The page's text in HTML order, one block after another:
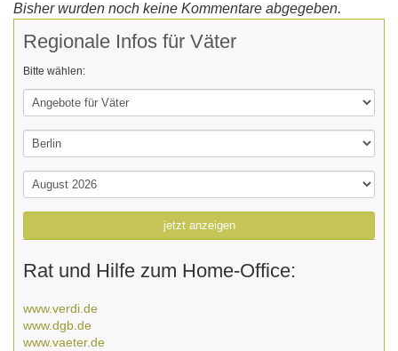
Bisher wurden noch keine Kommentare abgegeben.
Regionale Infos für Väter
Bitte wählen:
jetzt anzeigen
Rat und Hilfe zum Home-Office:
www.verdi.de
www.dgb.de
www.vaeter.de